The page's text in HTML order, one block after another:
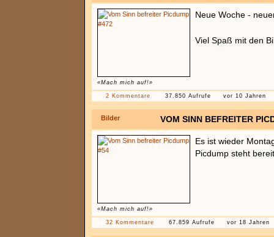
«Mach mich auf!»
Neue Woche -
Viel Spaß mit den
2 Kommentare 37.850 Aufrufe vor 10 Jahren
Bilder VOM SINN BEFREITER
«Mach mich auf!»
Es ist wieder
Picdump steht
32 Kommentare 67.859 Aufrufe vor 18 Jahren